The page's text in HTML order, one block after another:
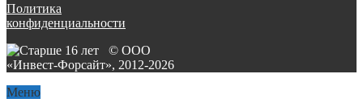
Политика
конфиденциальности
© ООО
«Инвест-Форсайт», 2012-2026
Меню